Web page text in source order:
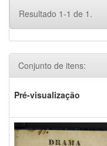
Resultado 1-1 de 1.
Conjunto de itens:
Pré-visualização